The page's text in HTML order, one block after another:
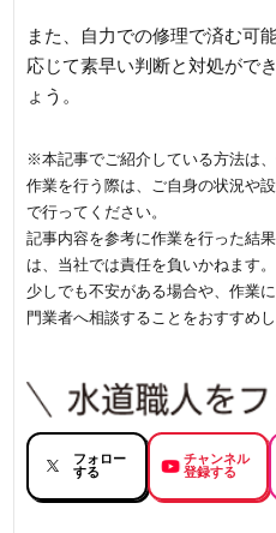
また、自力での修理で済む可
応じて素早い判断と対処がで
ょう。
※本記事でご紹介している方法は
作業を行う際は、ご自身の状況や
で行ってください。
記事内容を参考に作業を行った結
は、当社では責任を負いかねます。
少しでも不安がある場合や、作業
門業者へ相談することをおすすめし
フォロー
する
チャンネル
登録する